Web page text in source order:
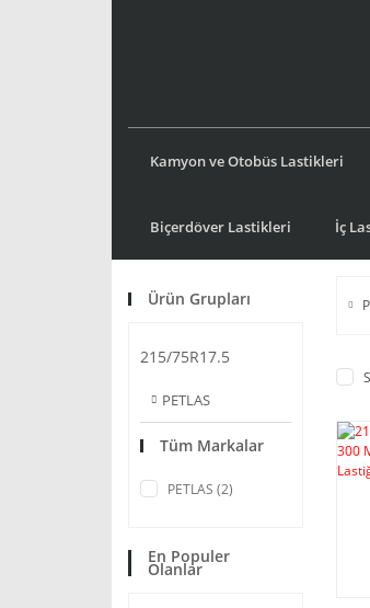
Kamyon ve Otobüs Lastikleri
Biçerdöver Lastikleri İç
Ürün Grupları
215/75R17.5
PETLAS
Tüm Markalar
PETLAS (2)
En Populer
Olanlar